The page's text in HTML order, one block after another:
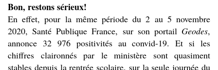
Bon, restons sérieux!
En effet, pour la même période du 2 au 5 novembre
2020, Santé Publique France, sur son portail Geodes,
annonce 32 976 positivités au convid-19. Et si les
chiffres claironnés par le ministère sont quasiment
stables depuis la rentrée scolaire, sur la seule journée du